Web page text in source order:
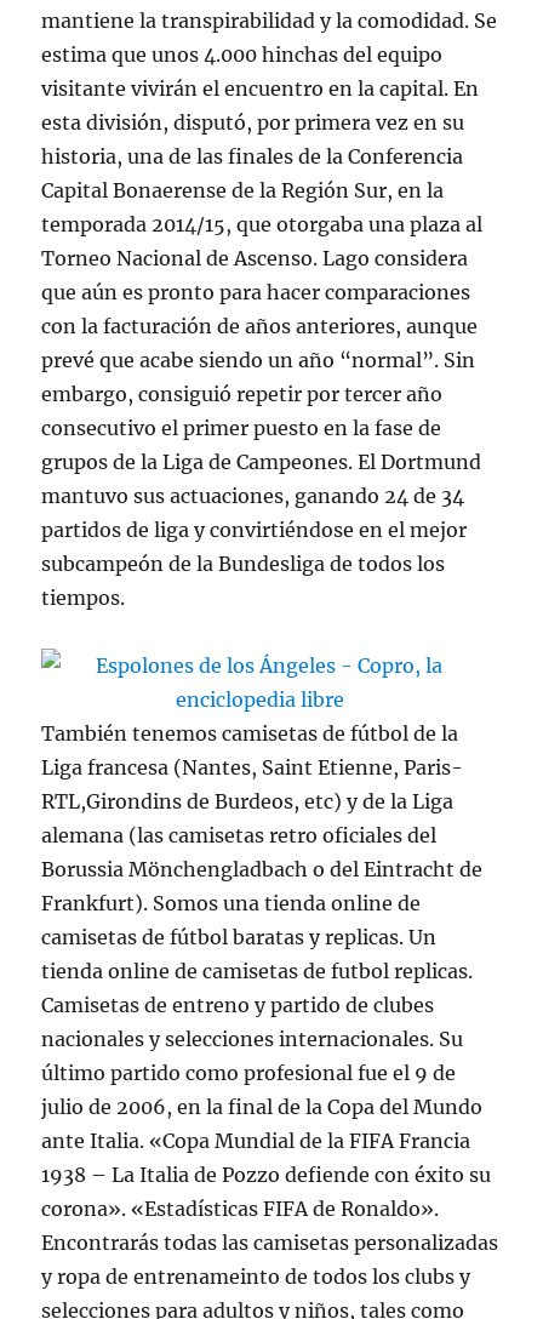
mantiene la transpirabilidad y la comodidad. Se
estima que unos 4.000 hinchas del equipo
visitante vivirán el encuentro en la capital. En
esta división, disputó, por primera vez en su
historia, una de las finales de la Conferencia
Capital Bonaerense de la Región Sur, en la
temporada 2014/15, que otorgaba una plaza al
Torneo Nacional de Ascenso. Lago considera
que aún es pronto para hacer comparaciones
con la facturación de años anteriores, aunque
prevé que acabe siendo un año “normal”. Sin
embargo, consiguió repetir por tercer año
consecutivo el primer puesto en la fase de
grupos de la Liga de Campeones. El Dortmund
mantuvo sus actuaciones, ganando 24 de 34
partidos de liga y convirtiéndose en el mejor
subcampeón de la Bundesliga de todos los
tiempos.
También tenemos camisetas de fútbol de la
Liga francesa (Nantes, Saint Etienne, Paris-
RTL,Girondins de Burdeos, etc) y de la Liga
alemana (las camisetas retro oficiales del
Borussia Mönchengladbach o del Eintracht de
Frankfurt). Somos una tienda online de
camisetas de fútbol baratas y replicas. Un
tienda online de camisetas de futbol replicas.
Camisetas de entreno y partido de clubes
nacionales y selecciones internacionales. Su
último partido como profesional fue el 9 de
julio de 2006, en la final de la Copa del Mundo
ante Italia. «Copa Mundial de la FIFA Francia
1938 – La Italia de Pozzo defiende con éxito su
corona». «Estadísticas FIFA de Ronaldo».
Encontrarás todas las camisetas personalizadas
y ropa de entrenameinto de todos los clubs y
selecciones para adultos y niños, tales como